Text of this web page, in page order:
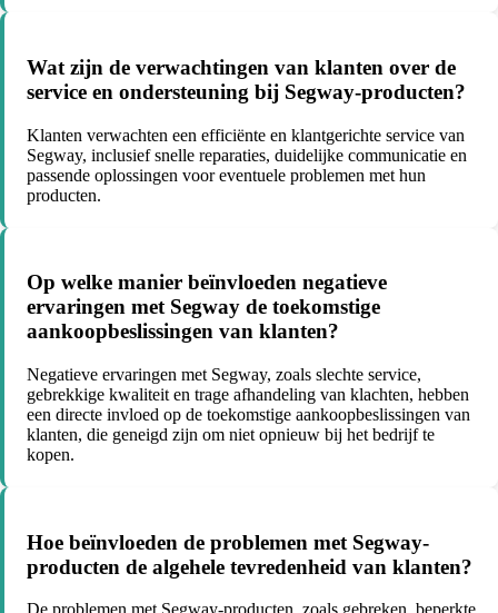
Wat zijn de verwachtingen van klanten over de
service en ondersteuning bij Segway-producten?
Klanten verwachten een efficiënte en klantgerichte service van
Segway, inclusief snelle reparaties, duidelijke communicatie en
passende oplossingen voor eventuele problemen met hun
producten.
Op welke manier beïnvloeden negatieve
ervaringen met Segway de toekomstige
aankoopbeslissingen van klanten?
Negatieve ervaringen met Segway, zoals slechte service,
gebrekkige kwaliteit en trage afhandeling van klachten, hebben
een directe invloed op de toekomstige aankoopbeslissingen van
klanten, die geneigd zijn om niet opnieuw bij het bedrijf te
kopen.
Hoe beïnvloeden de problemen met Segway-
producten de algehele tevredenheid van klanten?